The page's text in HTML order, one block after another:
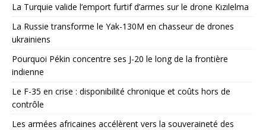
La Turquie valide l’emport furtif d’armes sur le drone Kızılelma
La Russie transforme le Yak-130M en chasseur de drones
ukrainiens
Pourquoi Pékin concentre ses J-20 le long de la frontière
indienne
Le F-35 en crise : disponibilité chronique et coûts hors de
contrôle
Les armées africaines accélèrent vers la souveraineté des